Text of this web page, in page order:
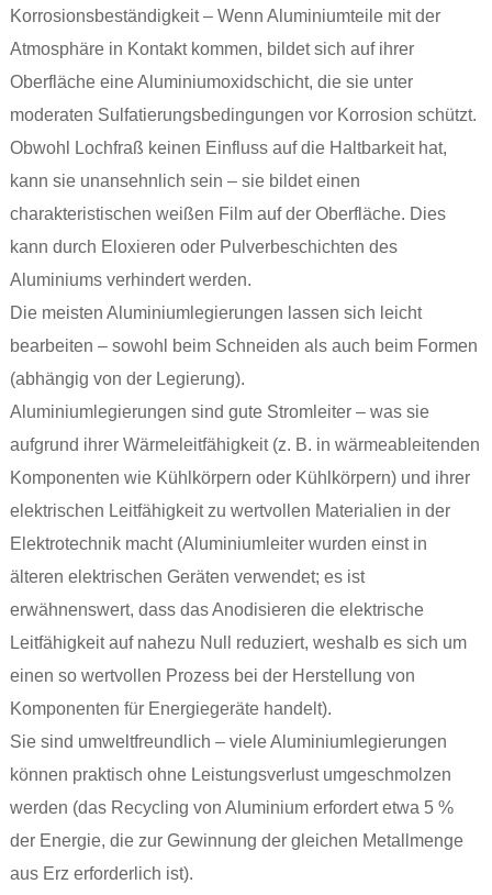
Korrosionsbeständigkeit – Wenn Aluminiumteile mit der
Atmosphäre in Kontakt kommen, bildet sich auf ihrer
Oberfläche eine Aluminiumoxidschicht, die sie unter
moderaten Sulfatierungsbedingungen vor Korrosion schützt.
Obwohl Lochfraß keinen Einfluss auf die Haltbarkeit hat,
kann sie unansehnlich sein – sie bildet einen
charakteristischen weißen Film auf der Oberfläche. Dies
kann durch Eloxieren oder Pulverbeschichten des
Aluminiums verhindert werden.
Die meisten Aluminiumlegierungen lassen sich leicht
bearbeiten – sowohl beim Schneiden als auch beim Formen
(abhängig von der Legierung).
Aluminiumlegierungen sind gute Stromleiter – was sie
aufgrund ihrer Wärmeleitfähigkeit (z. B. in wärmeableitenden
Komponenten wie Kühlkörpern oder Kühlkörpern) und ihrer
elektrischen Leitfähigkeit zu wertvollen Materialien in der
Elektrotechnik macht (Aluminiumleiter wurden einst in
älteren elektrischen Geräten verwendet; es ist
erwähnenswert, dass das Anodisieren die elektrische
Leitfähigkeit auf nahezu Null reduziert, weshalb es sich um
einen so wertvollen Prozess bei der Herstellung von
Komponenten für Energiegeräte handelt).
Sie sind umweltfreundlich – viele Aluminiumlegierungen
können praktisch ohne Leistungsverlust umgeschmolzen
werden (das Recycling von Aluminium erfordert etwa 5 %
der Energie, die zur Gewinnung der gleichen Metallmenge
aus Erz erforderlich ist).